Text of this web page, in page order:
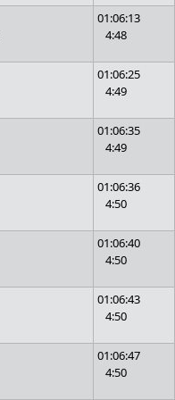
01:06:13
4:48
01:06:25
4:49
01:06:35
4:49
01:06:36
4:50
01:06:40
4:50
01:06:43
4:50
01:06:47
4:50